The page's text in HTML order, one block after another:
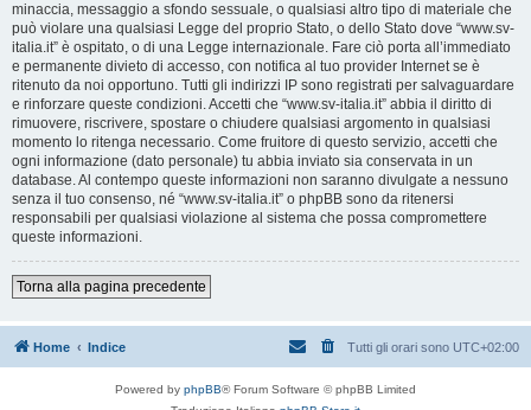
minaccia, messaggio a sfondo sessuale, o qualsiasi altro tipo di materiale che
può violare una qualsiasi Legge del proprio Stato, o dello Stato dove “www.sv-
italia.it” è ospitato, o di una Legge internazionale. Fare ciò porta all’immediato
e permanente divieto di accesso, con notifica al tuo provider Internet se è
ritenuto da noi opportuno. Tutti gli indirizzi IP sono registrati per salvaguardare
e rinforzare queste condizioni. Accetti che “www.sv-italia.it” abbia il diritto di
rimuovere, riscrivere, spostare o chiudere qualsiasi argomento in qualsiasi
momento lo ritenga necessario. Come fruitore di questo servizio, accetti che
ogni informazione (dato personale) tu abbia inviato sia conservata in un
database. Al contempo queste informazioni non saranno divulgate a nessuno
senza il tuo consenso, né “www.sv-italia.it” o phpBB sono da ritenersi
responsabili per qualsiasi violazione al sistema che possa compromettere
queste informazioni.
Torna alla pagina precedente
Home Indice Tutti gli orari sono UTC+02:00
Powered by phpBB® Forum Software © phpBB Limited